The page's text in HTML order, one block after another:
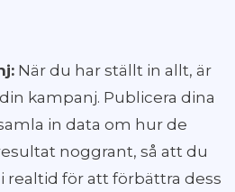
När du har ställt in allt, är
kampanj. Publicera dina
in data om hur de
noggrant, så att du
realtid för att förbättra dess